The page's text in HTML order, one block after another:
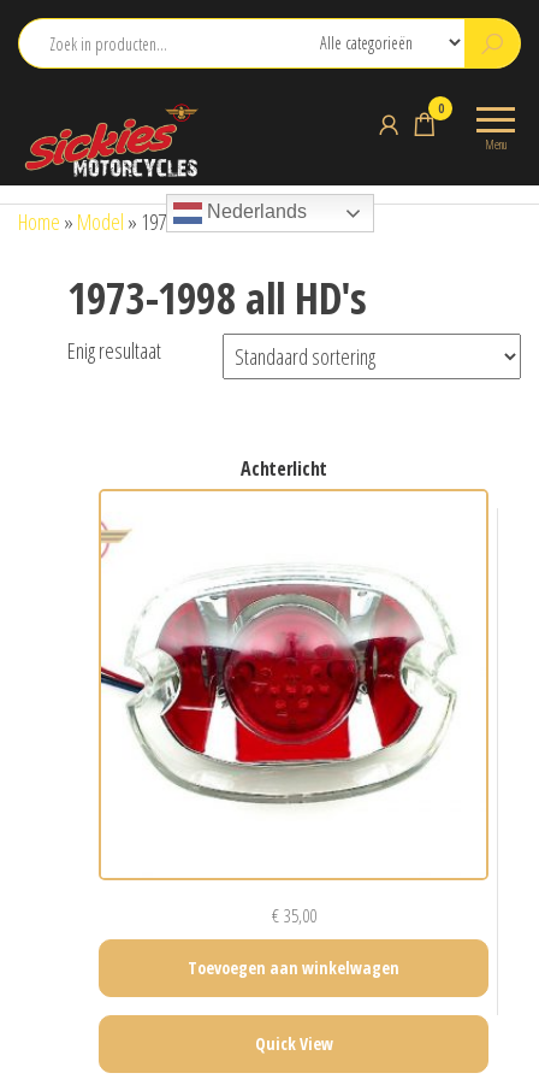
naar
Menu
0
Nederlands
Home » Model » 1973-1998 all HD's
1973-1998 all HD's
Enig resultaat
achterlicht
€35,00
Toevoegen aan winkelwagen
Quick View